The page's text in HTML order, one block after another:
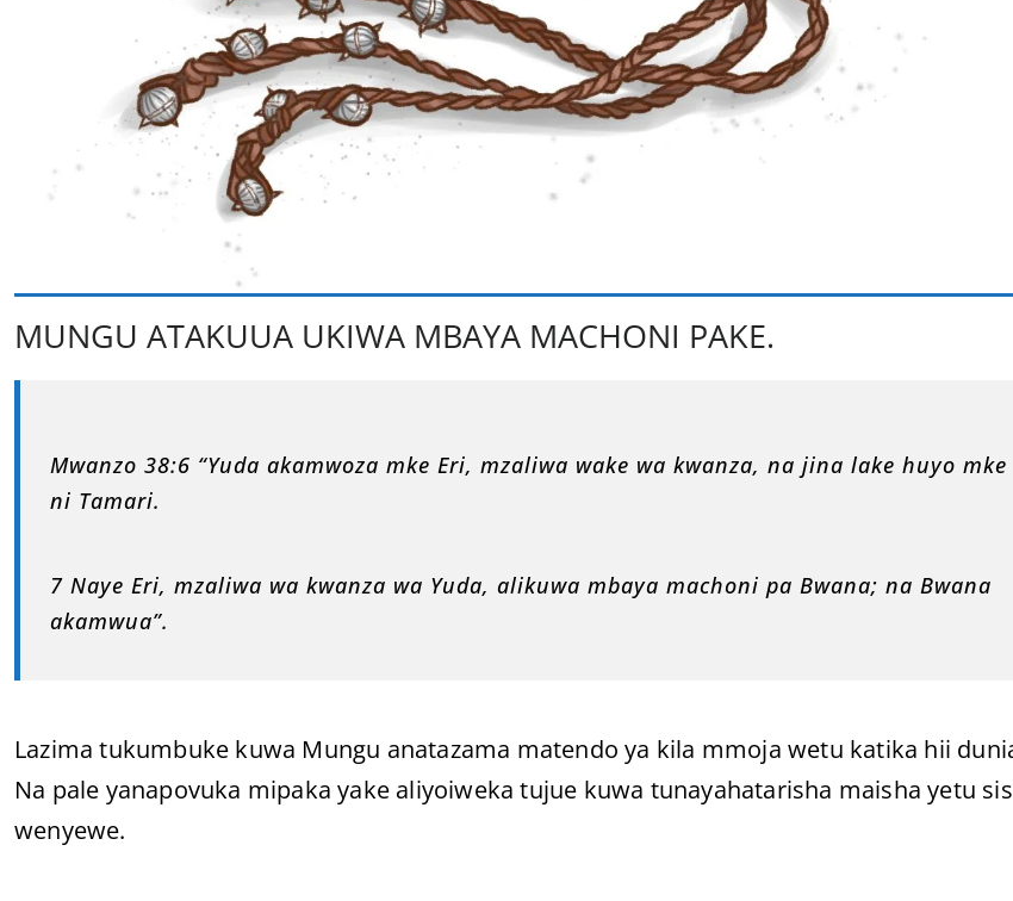
MUNGU ATAKUUA UKIWA MBAYA MACHONI PAKE.
Mwanzo 38:6 “Yuda akamwoza mke Eri, mzaliwa wake wa kwanza, na jina lake huyo mke
ni Tamari.
7 Naye Eri, mzaliwa wa kwanza wa Yuda, alikuwa mbaya machoni pa Bwana; na Bwana
akamwua”.
Lazima tukumbuke kuwa Mungu anatazama matendo ya kila mmoja wetu katika hii
Na pale yanapovuka mipaka yake aliyoiweka tujue kuwa tunayahatarisha maisha yetu
wenyewe.